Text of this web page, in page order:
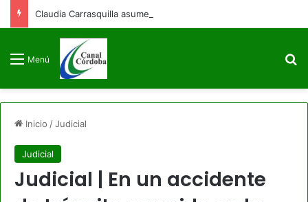
Claudia Carrasquilla asume como viceministra de Defensa
Menú
Inicio /Judicial
Judicial
Judicial | En un accidente